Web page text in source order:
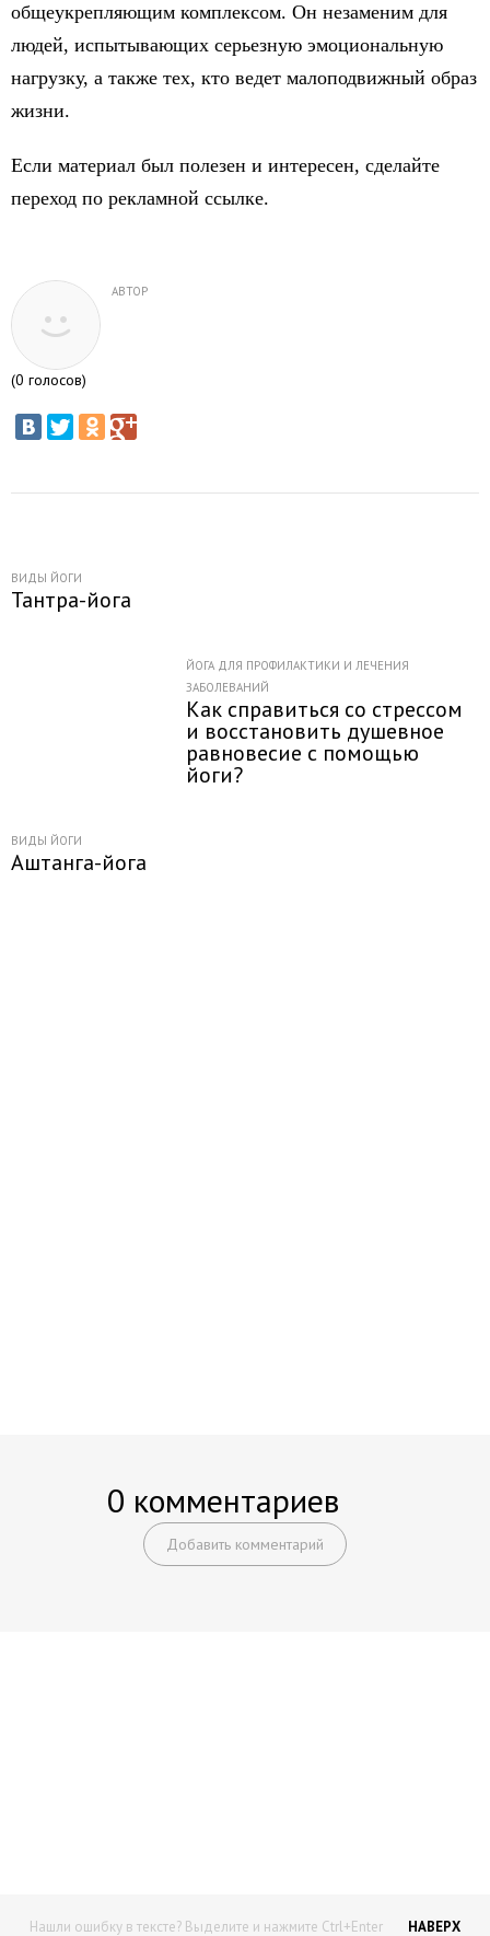
общеукрепляющим комплексом. Он незаменим для
людей, испытывающих серьезную эмоциональную
нагрузку, а также тех, кто ведет малоподвижный образ
жизни.
Если материал был полезен и интересен, сделайте
переход по рекламной ссылке.
АВТОР
(0 голосов)
ВИДЫ ЙОГИ
Тантра-йога
ЙОГА ДЛЯ ПРОФИЛАКТИКИ И ЛЕЧЕНИЯ
ЗАБОЛЕВАНИЙ
Как справиться со стрессом
и восстановить душевное
равновесие с помощью
йоги?
ВИДЫ ЙОГИ
Аштанга-йога
0 комментариев
Добавить комментарий
Нашли ошибку в тексте? Выделите и нажмите Ctrl+Enter НАВЕРХ